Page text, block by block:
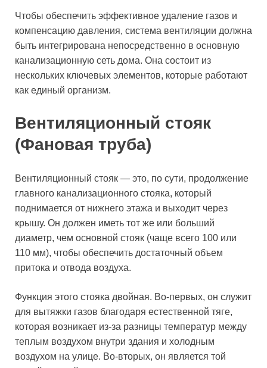
Чтобы обеспечить эффективное удаление газов и
компенсацию давления, система вентиляции должна
быть интегрирована непосредственно в основную
канализационную сеть дома. Она состоит из
нескольких ключевых элементов, которые работают
как единый организм.
Вентиляционный стояк
(Фановая труба)
Вентиляционный стояк — это, по сути, продолжение
главного канализационного стояка, который
поднимается от нижнего этажа и выходит через
крышу. Он должен иметь тот же или больший
диаметр, чем основной стояк (чаще всего 100 или
110 мм), чтобы обеспечить достаточный объем
притока и отвода воздуха.
Функция этого стояка двойная. Во-первых, он служит
для вытяжки газов благодаря естественной тяге,
которая возникает из-за разницы температур между
теплым воздухом внутри здания и холодным
воздухом на улице. Во-вторых, он является той